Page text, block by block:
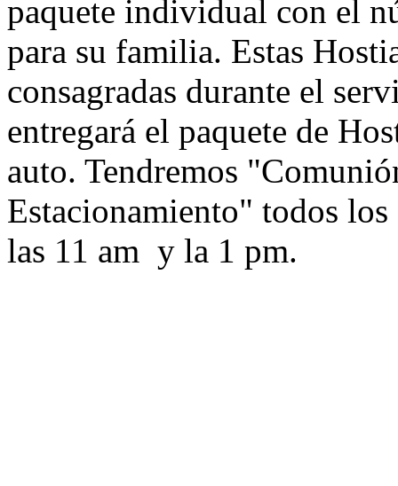
paquete individual con el
para su familia. Estas
consagradas durante el
entregará el paquete de
auto. Tendremos
Estacionamiento" todos
las 11 am y la 1 pm.